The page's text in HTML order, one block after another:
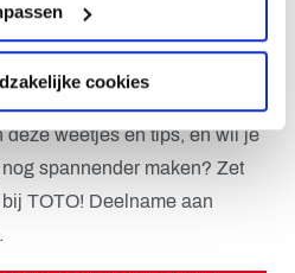
cookies
weetjes en tips, en wil je
spannender maken? Zet
TOTO! Deelname aan